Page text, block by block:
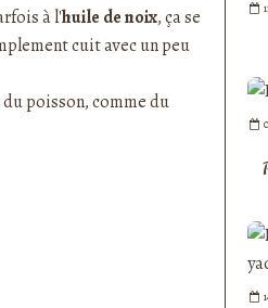
à l'huile de noix, ça se
cuit avec un peu
poisson, comme du